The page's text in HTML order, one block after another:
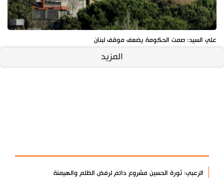
علي السيد: صمت الحكومة يضعف موقف لبنان
المزيد
الزعبي: ثورة الحسين مشروع دائم لرفض الظلم والهيمنة